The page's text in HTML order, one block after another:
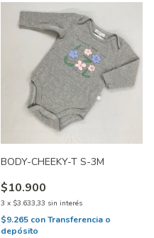
BODY-CHEEKY-T S-3M
$10.900
3 x $3.633,33 sin interés
$9.265 conTransferencia o
depósito